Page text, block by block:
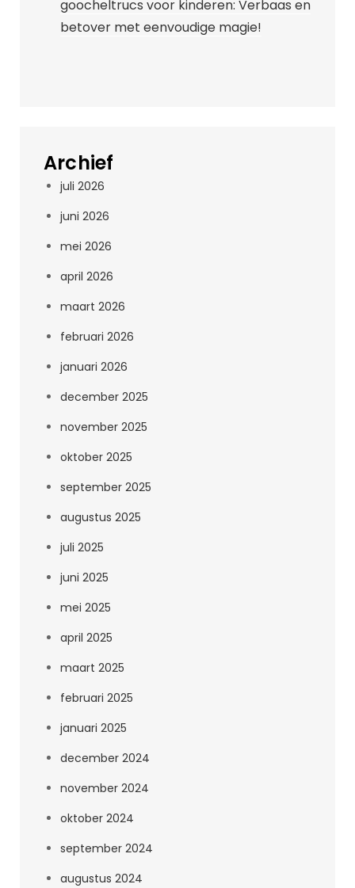
goocheltrucs voor kinderen: Verbaas en
betover met eenvoudige magie!
Archief
juli 2026
juni 2026
mei 2026
april 2026
maart 2026
februari 2026
januari 2026
december 2025
november 2025
oktober 2025
september 2025
augustus 2025
juli 2025
juni 2025
mei 2025
april 2025
maart 2025
februari 2025
januari 2025
december 2024
november 2024
oktober 2024
september 2024
augustus 2024